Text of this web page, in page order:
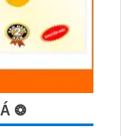
❂